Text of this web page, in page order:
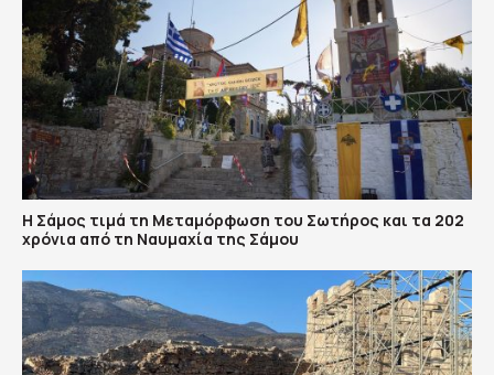
Η Σάμος τιμά τη Μεταμόρφωση του Σωτήρος και τα 202
χρόνια από τη Ναυμαχία της Σάμου